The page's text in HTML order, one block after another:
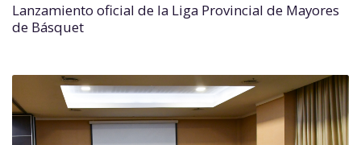
Lanzamiento oficial de la Liga Provincial de Mayores
de Básquet